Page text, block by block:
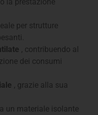
per strutture
, contribuendo al
dei consumi
, grazie alla sua
un materiale isolante